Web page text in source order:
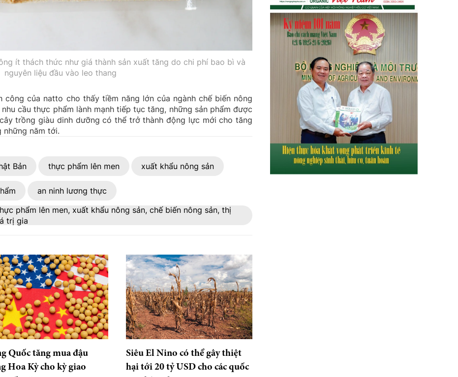
ít thách thức như giá thành sản xuất tăng do chi phí bao bì và
nguyên liệu đầu vào leo thang
công của natto cho thấy tiềm năng lớn của ngành chế biến nông
cầu thực phẩm lành mạnh tiếp tục tăng, những sản phẩm được
trồng giàu dinh dưỡng có thể trở thành động lực mới cho tăng
những năm tới.
Bản thực phẩm lên men xuất khẩu nông sản
an ninh lương thực
phẩm lên men, xuất khẩu nông sản, chế biến nông sản, thị
trị gia
Quốc tăng mua đậu
Hoa Kỳ cho kỳ giao
Siêu El Nino có thể gây thiệt
hại tới 20 tỷ USD cho các quốc